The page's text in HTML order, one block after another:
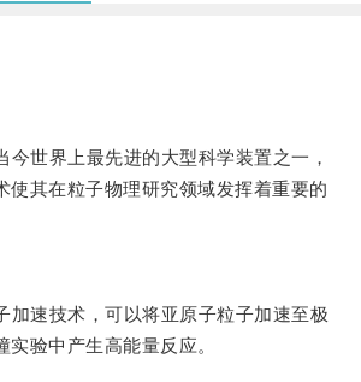
世界上最先进的大型科学装置之一，
使其在粒子物理研究领域发挥着重要的
速技术，可以将亚原子粒子加速至极
验中产生高能量反应。